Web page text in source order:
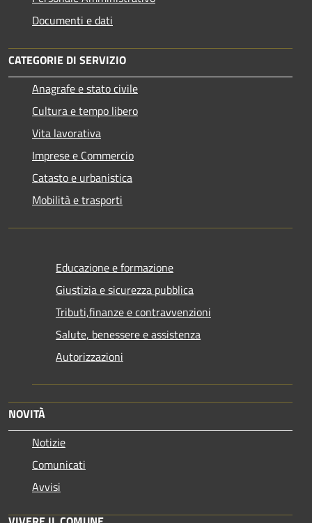
Documenti e dati
CATEGORIE DI SERVIZIO
Anagrafe e stato civile
Cultura e tempo libero
Vita lavorativa
Imprese e Commercio
Catasto e urbanistica
Mobilità e trasporti
Educazione e formazione
Giustizia e sicurezza pubblica
Tributi,finanze e contravvenzioni
Salute, benessere e assistenza
Autorizzazioni
NOVITÀ
Notizie
Comunicati
Avvisi